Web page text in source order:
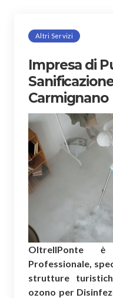
Altri Servizi
Impresa di
Carmignano
OltreIlPonte è
Professionale,
strutture
ozono per